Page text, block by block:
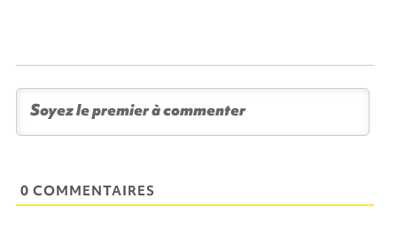
0 COMMENTAIRES